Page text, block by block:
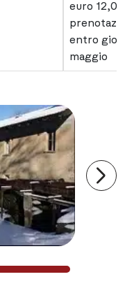
euro 12,00
entro
maggio